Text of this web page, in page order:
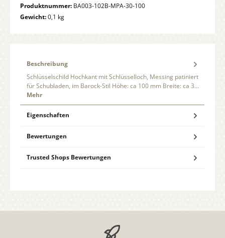
Produktnummer: BA003-102B-MPA-30-100
Gewicht:0,1 kg
Beschreibung
Schlüsselschild Hochkant mit Schlüsselloch, Messing patiniert
für Schubladen, im Barock-Stil Höhe: ca 100 mm Breite: ca 3…
Mehr
Eigenschaften
Bewertungen
Trusted Shops Bewertungen